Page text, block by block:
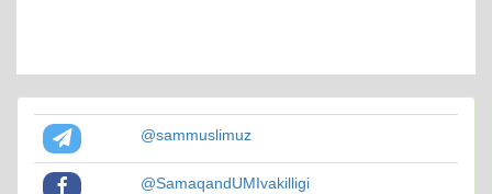
@sammuslimuz
@SamaqandUMIvakilligi